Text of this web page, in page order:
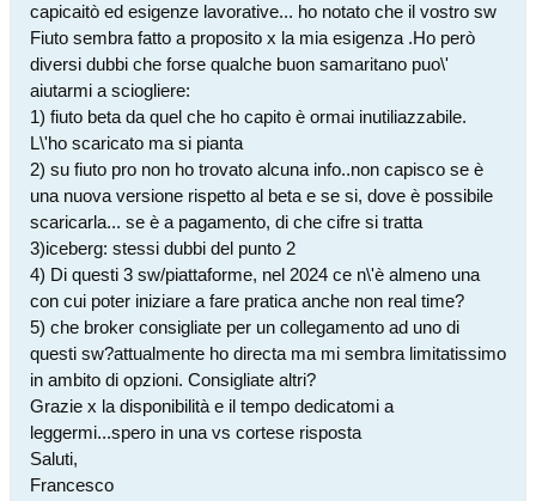
capicaitò ed esigenze lavorative... ho notato che il vostro sw
Fiuto sembra fatto a proposito x la mia esigenza .Ho però
diversi dubbi che forse qualche buon samaritano puo\'
aiutarmi a sciogliere:
1) fiuto beta da quel che ho capito è ormai inutiliazzabile.
L\'ho scaricato ma si pianta
2) su fiuto pro non ho trovato alcuna info..non capisco se è
una nuova versione rispetto al beta e se si, dove è possibile
scaricarla... se è a pagamento, di che cifre si tratta
3)iceberg: stessi dubbi del punto 2
4) Di questi 3 sw/piattaforme, nel 2024 ce n\'è almeno una
con cui poter iniziare a fare pratica anche non real time?
5) che broker consigliate per un collegamento ad uno di
questi sw?attualmente ho directa ma mi sembra limitatissimo
in ambito di opzioni. Consigliate altri?
Grazie x la disponibilità e il tempo dedicatomi a
leggermi...spero in una vs cortese risposta
Saluti,
Francesco